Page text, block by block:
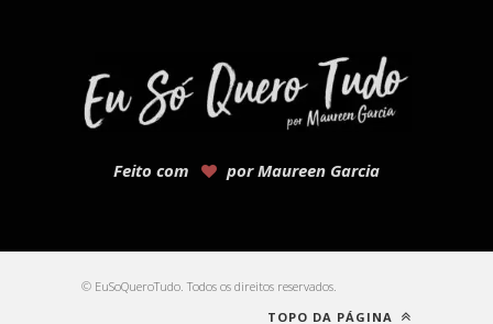
Feito com por Maureen Garcia
© EuSoQueroTudo. Todos os direitos reservados.
TOPO DA PÁGINA